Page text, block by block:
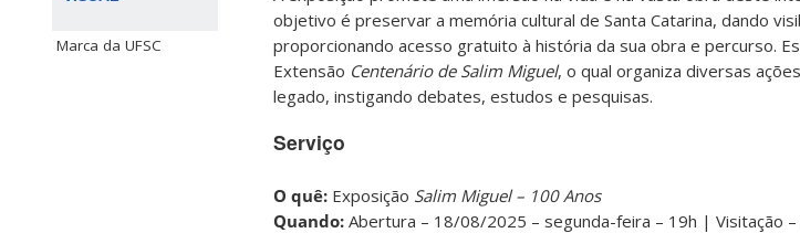
Marca da UFSC
objetivo é preservar a memória cultural de Santa Catarina, dando
proporcionando acesso gratuito à história da sua obra e percurso.
Extensão Centenário de Salim Miguel, o qual organiza diversas
legado, instigando debates, estudos e pesquisas.
Serviço
O quê: Exposição Salim Miguel – 100 Anos
Quando: Abertura – 18/08/2025 – segunda-feira – 19h | Visitação